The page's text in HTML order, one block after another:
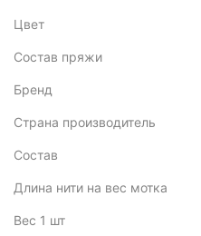
Цвет
Состав пряжи
Бренд
Страна производитель
Состав
Длина нити на вес мотка
Вес 1 шт